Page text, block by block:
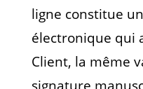
ligne constitue
électronique qui
Client, la même